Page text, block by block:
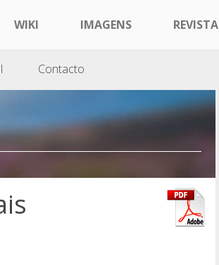
WIKI IMAGENS REVISTA
Contacto